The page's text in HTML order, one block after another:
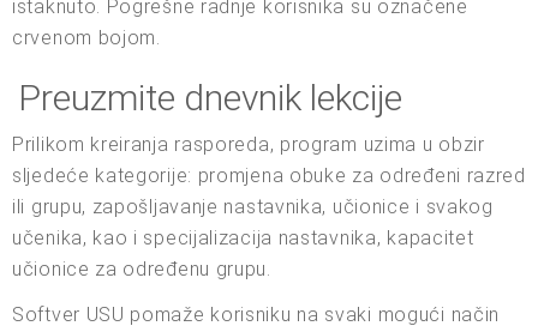
istaknuto. Pogrešne radnje korisnika su označene
crvenom bojom.
Preuzmite dnevnik lekcije
Prilikom kreiranja rasporeda, program uzima u obzir
sljedeće kategorije: promjena obuke za određeni razred
ili grupu, zapošljavanje nastavnika, učionice i svakog
učenika, kao i specijalizacija nastavnika, kapacitet
učionice za određenu grupu.
Softver USU pomaže korisniku na svaki mogući način